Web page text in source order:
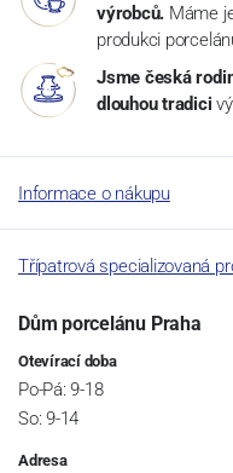
výrobců. Máme
produkci
Jsme česká
dlouhou tradici
Informace o nákupu
Třípatrová specializovaná
Dům porcelánu Praha
Otevírací doba
Po-Pá: 9-18
So: 9-14
Adresa